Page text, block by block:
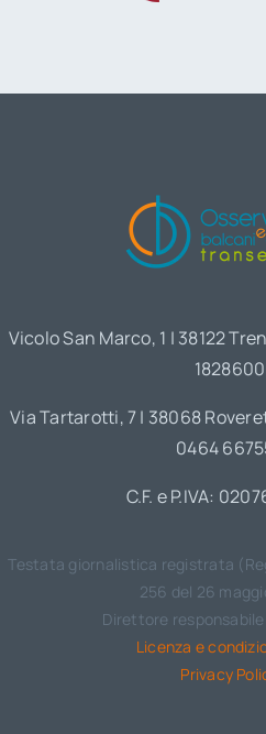
Vicolo San Marco, 1 | 38122
1828600
Via Tartarotti, 7 | 38068
0464
C.F. e P.IVA:
Testata giornalistica registrata
256 del 26
Direttore
Licenza e
Privacy